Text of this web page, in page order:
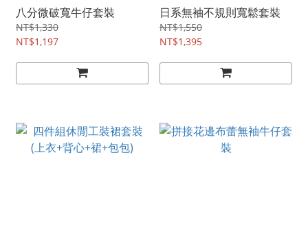
八分微破寬牛仔套裝
NT$1,330
NT$1,197
日系無袖不規則寬鬆套裝
NT$1,550
NT$1,395